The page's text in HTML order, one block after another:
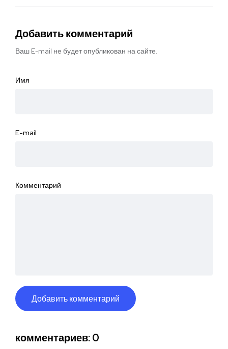
Добавить комментарий
Ваш E-mail не будет опубликован на сайте.
Имя
E-mail
Комментарий
комментариев: 0